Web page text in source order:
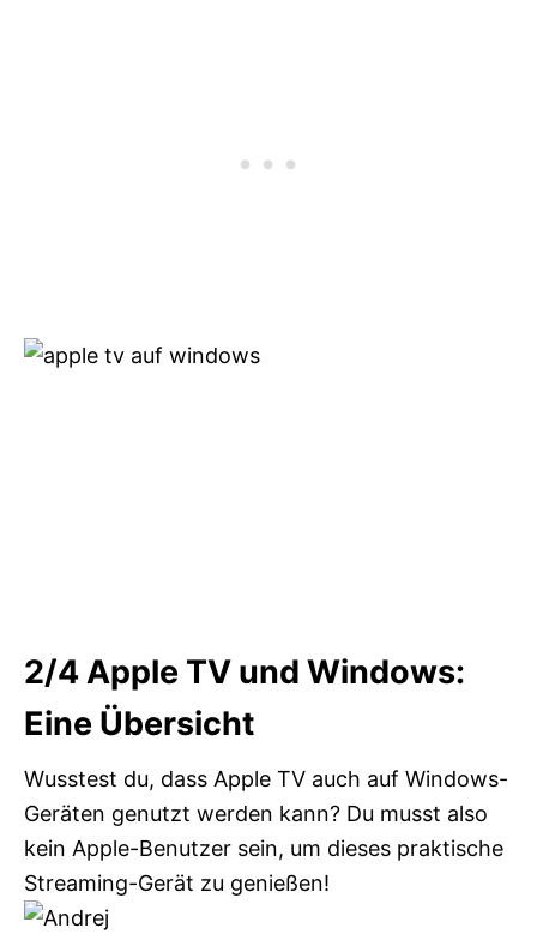
2/4Apple TV und Windows:
Eine Übersicht
Wusstest du, dass Apple TV auch auf Windows-
Geräten genutzt werden kann? Du musst also
kein Apple-Benutzer sein, um dieses praktische
Streaming-Gerät zu genießen!